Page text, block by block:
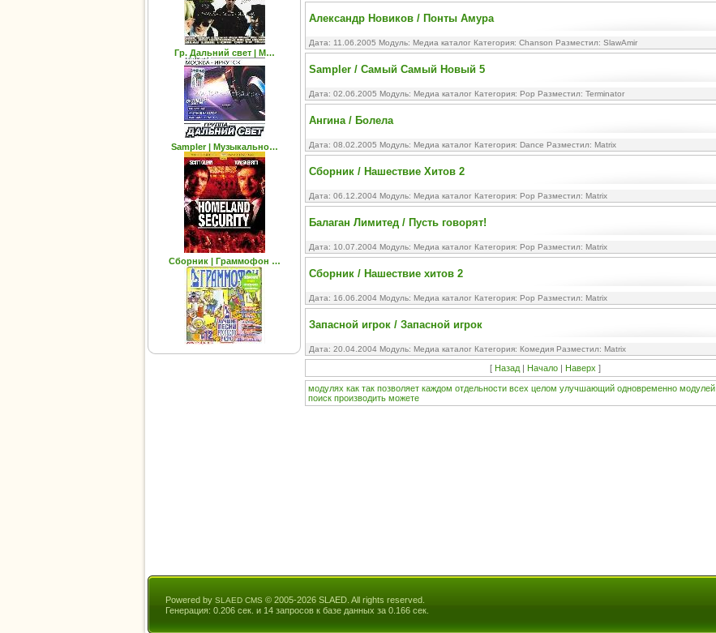
Гр. Дальний свет | М…
Sampler | Музыкально…
Сборник | Граммофон …
Александр Новиков / Понты Амура
Дата: 11.06.2005 Модуль: Медиа каталог Категория: Chanson Разместил: SlawAmir
Sampler / Самый Самый Новый 5
Дата: 02.06.2005 Модуль: Медиа каталог Категория: Pop Разместил: Terminator
Ангина / Болела
Дата: 08.02.2005 Модуль: Медиа каталог Категория: Dance Разместил: Matrix
Cборник / Нашествие Хитов 2
Дата: 06.12.2004 Модуль: Медиа каталог Категория: Pop Разместил: Matrix
Балаган Лимитед / Пусть говорят!
Дата: 10.07.2004 Модуль: Медиа каталог Категория: Pop Разместил: Matrix
Сборник / Нашествие хитов 2
Дата: 16.06.2004 Модуль: Медиа каталог Категория: Pop Разместил: Matrix
Запасной игрок / Запасной игрок
Дата: 20.04.2004 Модуль: Медиа каталог Категория: Комедия Разместил: Matrix
[ Назад| Начало| Наверх ]
модулях как так позволяет каждом отдельности всех целом улучшающий одновременно модулей
поиск производить можете
Powered by SLAED CMS © 2005-2026 SLAED. All rights reserved.
Генерация: 0.206 сек. и 14 запросов к базе данных за 0.166 сек.